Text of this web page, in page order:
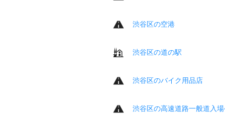
渋谷区の空港
渋谷区の道の駅
渋谷区のバイク用品店
渋谷区の高速道路一般道入場